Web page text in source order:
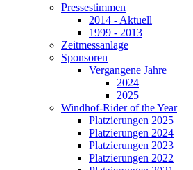
Pressestimmen
2014 - Aktuell
1999 - 2013
Zeitmessanlage
Sponsoren
Vergangene Jahre
2024
2025
Windhof-Rider of the Year
Platzierungen 2025
Platzierungen 2024
Platzierungen 2023
Platzierungen 2022